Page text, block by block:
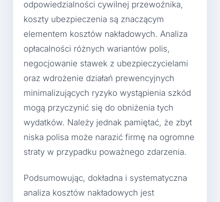
odpowiedzialności cywilnej przewoźnika,
koszty ubezpieczenia są znaczącym
elementem kosztów nakładowych. Analiza
opłacalności różnych wariantów polis,
negocjowanie stawek z ubezpieczycielami
oraz wdrożenie działań prewencyjnych
minimalizujących ryzyko wystąpienia szkód
mogą przyczynić się do obniżenia tych
wydatków. Należy jednak pamiętać, że zbyt
niska polisa może narazić firmę na ogromne
straty w przypadku poważnego zdarzenia.
Podsumowując, dokładna i systematyczna
analiza kosztów nakładowych jest